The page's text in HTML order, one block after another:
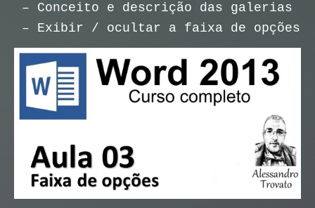
– Conceito e descrição das galerias
– Exibir / ocultar a faixa de opções